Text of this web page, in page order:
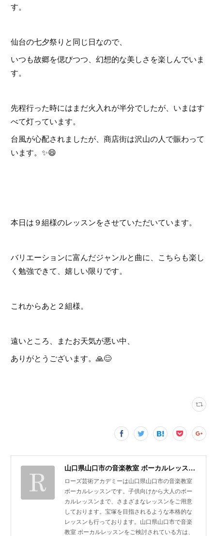
す。
仙台の七夕祭りと同じ日なので、
いつも故郷を偲びつつ、幻想的な美しさを楽しんでいま
す。
先程行った時にはまだ火入れが半分でしたが、いまはす
べて灯っています。
台風が心配されましたが、商店街は沢山の人で賑わって
います。✨😄
本日は９組様のレッスンをさせていただいています。
バリエーションに富んだジャンルと曲に、こちらも楽し
く勉強できて、嬉しい限りです。
これからあと２組様。
遠いところ、またお天気が悪い中、
ありがとうございます。🙏😊
山口県山口市の音楽教室 ボーカルレッスン | ローズ芸術アカデミー
ローズ芸術アカデミーは山口県山口市の音楽教室
ボーカルレッスンです。子供向けから大人のボー
カルレッスンまで、さまざまなレッスンをご用意
しております。宝塚を目指されるような本格的な
レッスンも行っております。山口県山口市で音楽
教室 ボーカルレッスンをご検討されている方は、